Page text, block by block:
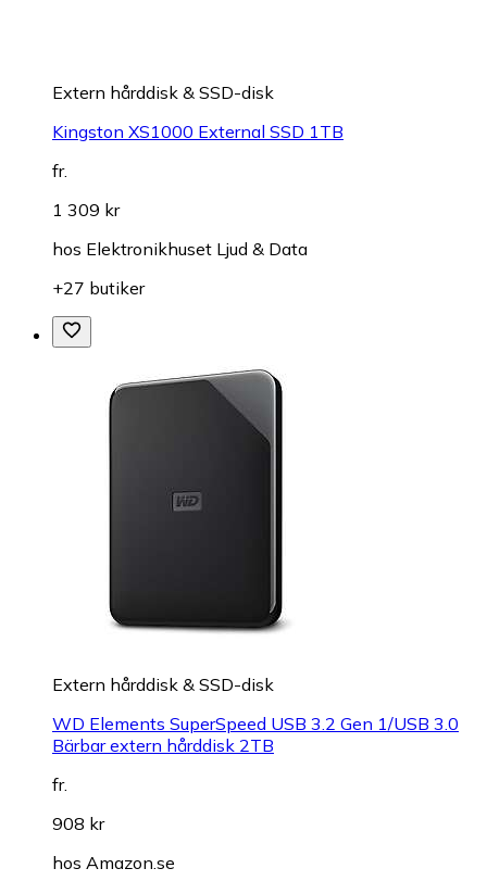
Extern hårddisk & SSD-disk
Kingston XS1000 External SSD 1TB
fr.
1 309 kr
hos Elektronikhuset Ljud & Data
+27 butiker
Extern hårddisk & SSD-disk
WD Elements SuperSpeed USB 3.2 Gen 1/USB 3.0
Bärbar extern hårddisk 2TB
fr.
908 kr
hos Amazon.se